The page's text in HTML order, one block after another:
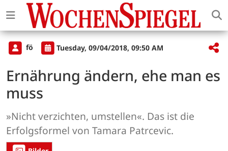
fö Tuesday, 09/04/2018, 09:50 AM
Ernährung ändern, ehe man es
muss
»Nicht verzichten, umstellen«. Das ist die
Erfolgsformel von Tamara Patrcevic.